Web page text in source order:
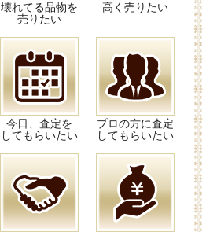
壊れてる品物を
売りたい
高く売りたい
今日、査定を
してもらいたい
プロの方に査定
してもらいたい